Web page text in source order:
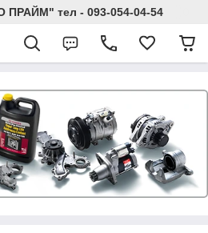
ПРАЙМ" тел - 093-054-04-54